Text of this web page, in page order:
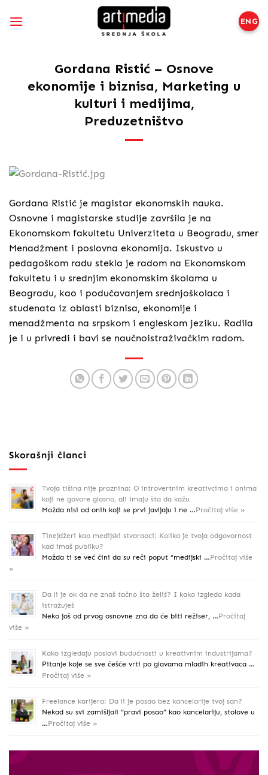
na
ENG
Gordana Ristić – Osnove
ekonomije i biznisa, Marketing u
kulturi i medijima,
Preduzetništvo
Gordana Ristić je magistar ekonomskih nauka.
Osnovne i magistarske studije završila je na
Ekonomskom fakultetu Univerziteta u Beogradu, smer
Menadžment i poslovna ekonomija. Iskustvo u
pedagoškom radu stekla je radom na Ekonomskom
fakultetu i u srednjim ekonomskim školama u
Beogradu, kao i podučavanjem srednjoškolaca i
studenata iz oblasti biznisa, ekonomije i
menadžmenta na srpskom i engleskom jeziku. Radila
je i u privredi i bavi se naučnoistraživačkim radom.
Skorašnji članci
Tvoja tišina nije praznina: O introvertnim kreativcima i onima
koji ne govore glasno, ali imaju šta da kažu
Možda nisi od onih koji se prvi javljaju i ne …Pročitaj više »
Tinejdžeri kao medijski stvaraoci: Kolika je tvoja odgovornost
kad imaš publiku?
Možda ti se već čini da su reči poput “medijski …Pročitaj više
»
Da li je ok da ne znaš tačno šta želiš? I kako izgleda kada
istražuješ
Neko još od prvog osnovne zna da će biti režiser, …Pročitaj
više »
Kako izgledaju poslovi budućnosti u kreativnim industrijama?
Pitanje koje se sve češće vrti po glavama mladih kreativaca …
Pročitaj više »
Freelance karijera: Da li je posao bez kancelarije tvoj san?
Nekad su svi zamišljali “pravi posao” kao kancelariju, stolove u
…Pročitaj više »